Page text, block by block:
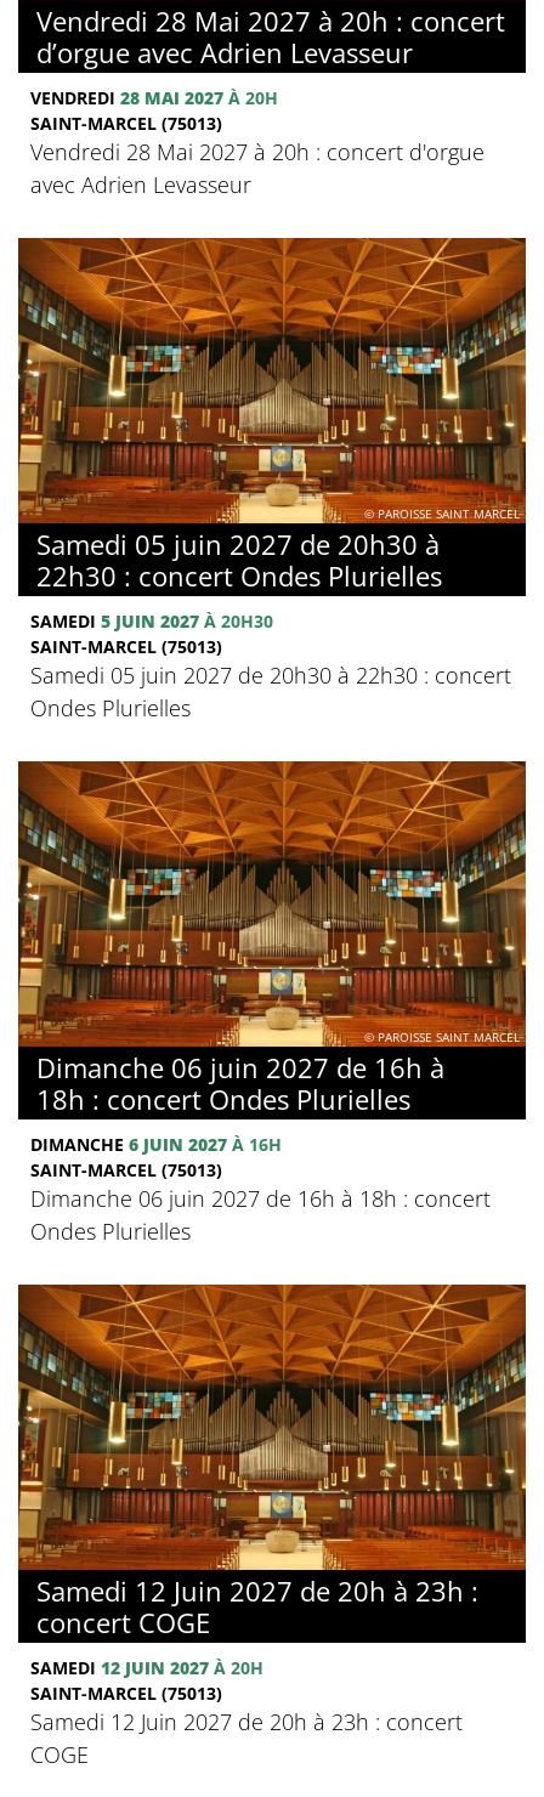
Vendredi 28 Mai 2027 à 20h : concert
d’orgue avec Adrien Levasseur
VENDREDI 28 MAI 2027 À 20H
SAINT-MARCEL (75013)
Vendredi 28 Mai 2027 à 20h : concert d'orgue
avec Adrien Levasseur
© PAROISSE SAINT MARCEL
Samedi 05 juin 2027 de 20h30 à
22h30 : concert Ondes Plurielles
SAMEDI 5 JUIN 2027 À 20H30
SAINT-MARCEL (75013)
Samedi 05 juin 2027 de 20h30 à 22h30 : concert
Ondes Plurielles
© PAROISSE SAINT MARCEL
Dimanche 06 juin 2027 de 16h à
18h : concert Ondes Plurielles
DIMANCHE 6 JUIN 2027 À 16H
SAINT-MARCEL (75013)
Dimanche 06 juin 2027 de 16h à 18h : concert
Ondes Plurielles
Samedi 12 Juin 2027 de 20h à 23h :
concert COGE
SAMEDI 12 JUIN 2027 À 20H
SAINT-MARCEL (75013)
Samedi 12 Juin 2027 de 20h à 23h : concert
COGE